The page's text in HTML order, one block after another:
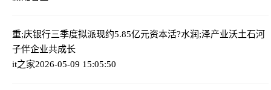
重;庆银行三季度拟派现约5.85亿元资本活?水润;泽产业沃土石河
子伴企业共成长
it之家2026-05-09 15:05:50